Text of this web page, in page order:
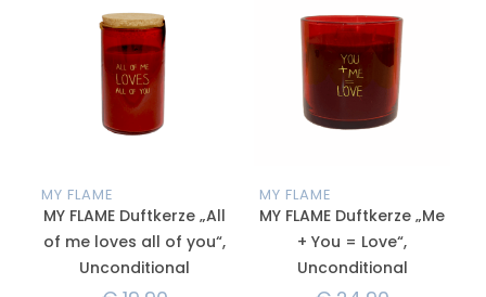
MY FLAME
MY FLAME Duftkerze „All
of me loves all of you“,
Unconditional
MY FLAME
MY FLAME Duftkerze „Me
+ You = Love“,
Unconditional